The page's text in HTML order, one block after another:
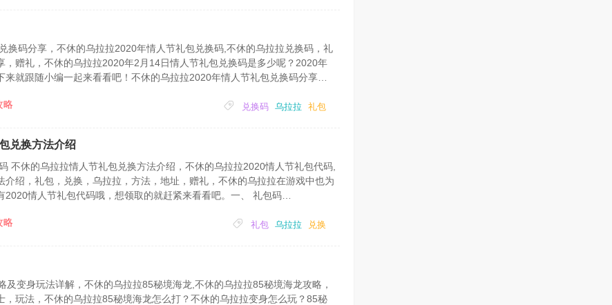
换码分享，不休的乌拉拉2020年情人节礼包兑换码,不休的乌拉拉兑换码，礼
，赠礼，不休的乌拉拉2020年2月14日情人节礼包兑换码是多少呢？2020年
就跟随小编一起来看看吧！不休的乌拉拉2020年情人节礼包兑换码分享礼
...
略 兑换码 乌拉拉 礼包
兑换方法介绍
不休的乌拉拉情人节礼包兑换方法介绍，不休的乌拉拉2020情人节礼包代码,
介绍，礼包，兑换，乌拉拉，方法，地址，赠礼，不休的乌拉拉在游戏中也为
2020情人节礼包代码哦，想领取的就赶紧来看看吧。一、 礼包码
）2.通过...
略 礼包 乌拉拉 兑换
及变身玩法详解，不休的乌拉拉85秘境海龙,不休的乌拉拉85秘境海龙攻略，
，玩法，不休的乌拉拉85秘境海龙怎么打？不休的乌拉拉变身怎么玩？85秘